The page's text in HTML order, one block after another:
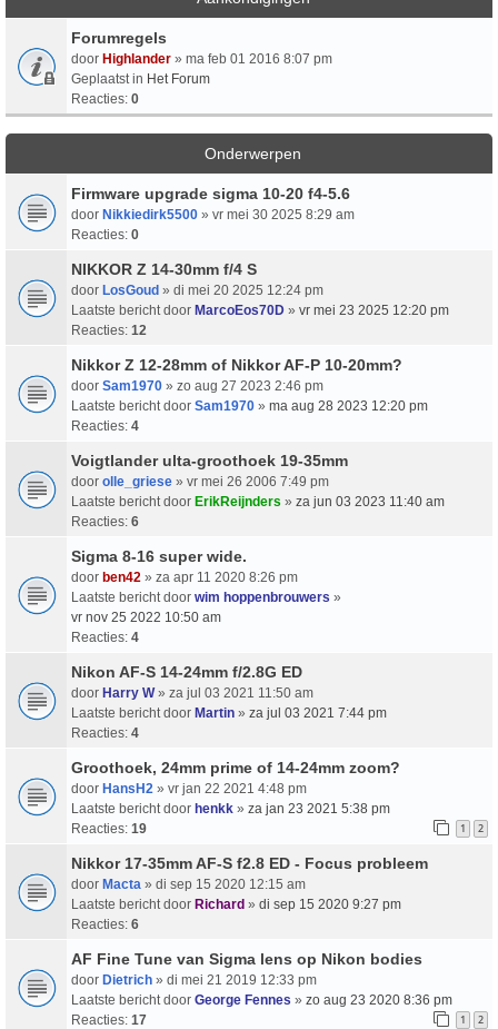
Forumregels
door Highlander » ma feb 01 2016 8:07 pm
Geplaatst in Het Forum
Reacties: 0
Onderwerpen
Firmware upgrade sigma 10-20 f4-5.6
door Nikkiedirk5500 » vr mei 30 2025 8:29 am
Reacties: 0
NIKKOR Z 14-30mm f/4 S
door LosGoud » di mei 20 2025 12:24 pm
Laatste bericht door MarcoEos70D » vr mei 23 2025 12:20 pm
Reacties: 12
Nikkor Z 12-28mm of Nikkor AF-P 10-20mm?
door Sam1970 » zo aug 27 2023 2:46 pm
Laatste bericht door Sam1970 » ma aug 28 2023 12:20 pm
Reacties: 4
Voigtlander ulta-groothoek 19-35mm
door olle_griese » vr mei 26 2006 7:49 pm
Laatste bericht door ErikReijnders » za jun 03 2023 11:40 am
Reacties: 6
Sigma 8-16 super wide.
door ben42 » za apr 11 2020 8:26 pm
Laatste bericht door wim hoppenbrouwers »
vr nov 25 2022 10:50 am
Reacties: 4
Nikon AF-S 14-24mm f/2.8G ED
door Harry W» za jul 03 2021 11:50 am
Laatste bericht door Martin » za jul 03 2021 7:44 pm
Reacties: 4
Groothoek, 24mm prime of 14-24mm zoom?
door HansH2 » vr jan 22 2021 4:48 pm
Laatste bericht door henkk » za jan 23 2021 5:38 pm
Reacties: 19 1 2
Nikkor 17-35mm AF-S f2.8 ED - Focus probleem
door Macta » di sep 15 2020 12:15 am
Laatste bericht door Richard » di sep 15 2020 9:27 pm
Reacties: 6
AF Fine Tune van Sigma lens op Nikon bodies
door Dietrich » di mei 21 2019 12:33 pm
Laatste bericht door George Fennes » zo aug 23 2020 8:36 pm
Reacties: 17 1 2